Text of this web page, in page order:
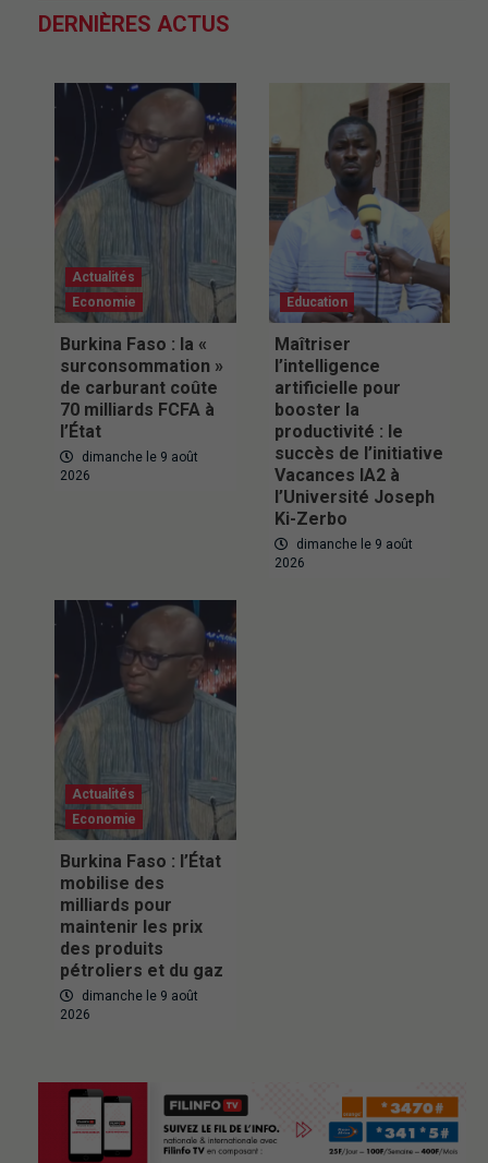
DERNIÈRES ACTUS
Actualités
Economie
Burkina Faso : la «
surconsommation »
de carburant coûte
70 milliards FCFA à
l’État
dimanche le 9 août
2026
Education
Maîtriser
l’intelligence
artificielle pour
booster la
productivité : le
succès de l’initiative
Vacances IA2 à
l’Université Joseph
Ki-Zerbo
dimanche le 9 août
2026
Actualités
Economie
Burkina Faso : l’État
mobilise des
milliards pour
maintenir les prix
des produits
pétroliers et du gaz
dimanche le 9 août
2026